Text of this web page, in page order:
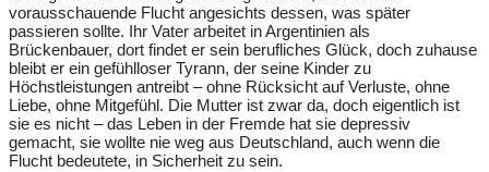
vorausschauende Flucht angesichts dessen, was später
passieren sollte. Ihr Vater arbeitet in Argentinien als
Brückenbauer, dort findet er sein berufliches Glück, doch zuhause
bleibt er ein gefühlloser Tyrann, der seine Kinder zu
Höchstleistungen antreibt – ohne Rücksicht auf Verluste, ohne
Liebe, ohne Mitgefühl. Die Mutter ist zwar da, doch eigentlich ist
sie es nicht – das Leben in der Fremde hat sie depressiv
gemacht, sie wollte nie weg aus Deutschland, auch wenn die
Flucht bedeutete, in Sicherheit zu sein.